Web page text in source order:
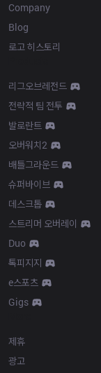
Company
Blog
로고 히스토리
리그오브레전드
전략적 팀 전투
발로란트
오버워치2
배틀그라운드
슈퍼바이브
데스크톱
스트리머 오버레이
Duo
톡피지지
e스포츠
Gigs
제휴
광고